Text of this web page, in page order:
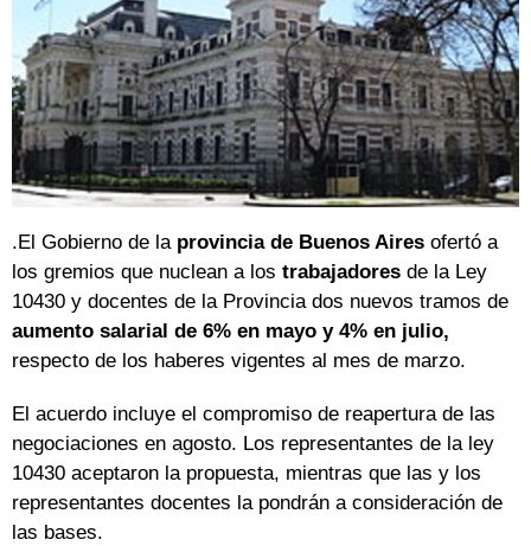
.El Gobierno de laprovincia de Buenos Aires ofertó a
los gremios que nuclean a los trabajadores de la Ley
10430 y docentes de la Provincia dos nuevos tramos de
aumento salarial de 6% en mayo y 4% en julio,
respecto de los haberes vigentes al mes de marzo.
El acuerdo incluye el compromiso de reapertura de las
negociaciones en agosto. Los representantes de la ley
10430 aceptaron la propuesta, mientras que las y los
representantes docentes la pondrán a consideración de
las bases.